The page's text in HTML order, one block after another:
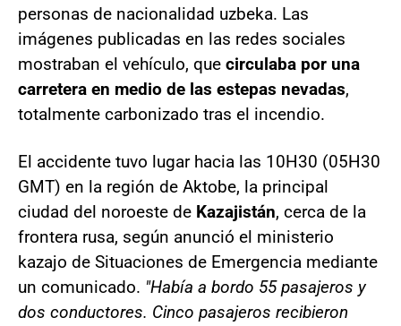
personas de nacionalidad uzbeka. Las
imágenes publicadas en las redes sociales
mostraban el vehículo, que circulaba por una
carretera en medio de las estepas nevadas,
totalmente carbonizado tras el incendio.
El accidente tuvo lugar hacia las 10H30 (05H30
GMT) en la región de Aktobe, la principal
ciudad del noroeste de Kazajistán, cerca de la
frontera rusa, según anunció el ministerio
kazajo de Situaciones de Emergencia mediante
un comunicado. "Había a bordo 55 pasajeros y
dos conductores. Cinco pasajeros recibieron